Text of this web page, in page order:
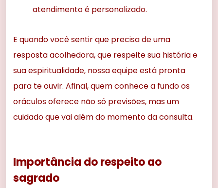
atendimento é personalizado.
E quando você sentir que precisa de uma
resposta acolhedora, que respeite sua história e
sua espiritualidade, nossa equipe está pronta
para te ouvir. Afinal, quem conhece a fundo os
oráculos oferece não só previsões, mas um
cuidado que vai além do momento da consulta.
Importância do respeito ao
sagrado